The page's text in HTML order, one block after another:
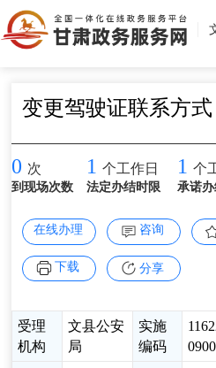
变更驾驶证联系方式
0 次
到现场次数
1 个工作日
法定办结时限
1 个
承诺
在线办理 咨询
下载 分享
受理
机构
文县公安
局
实施
编码